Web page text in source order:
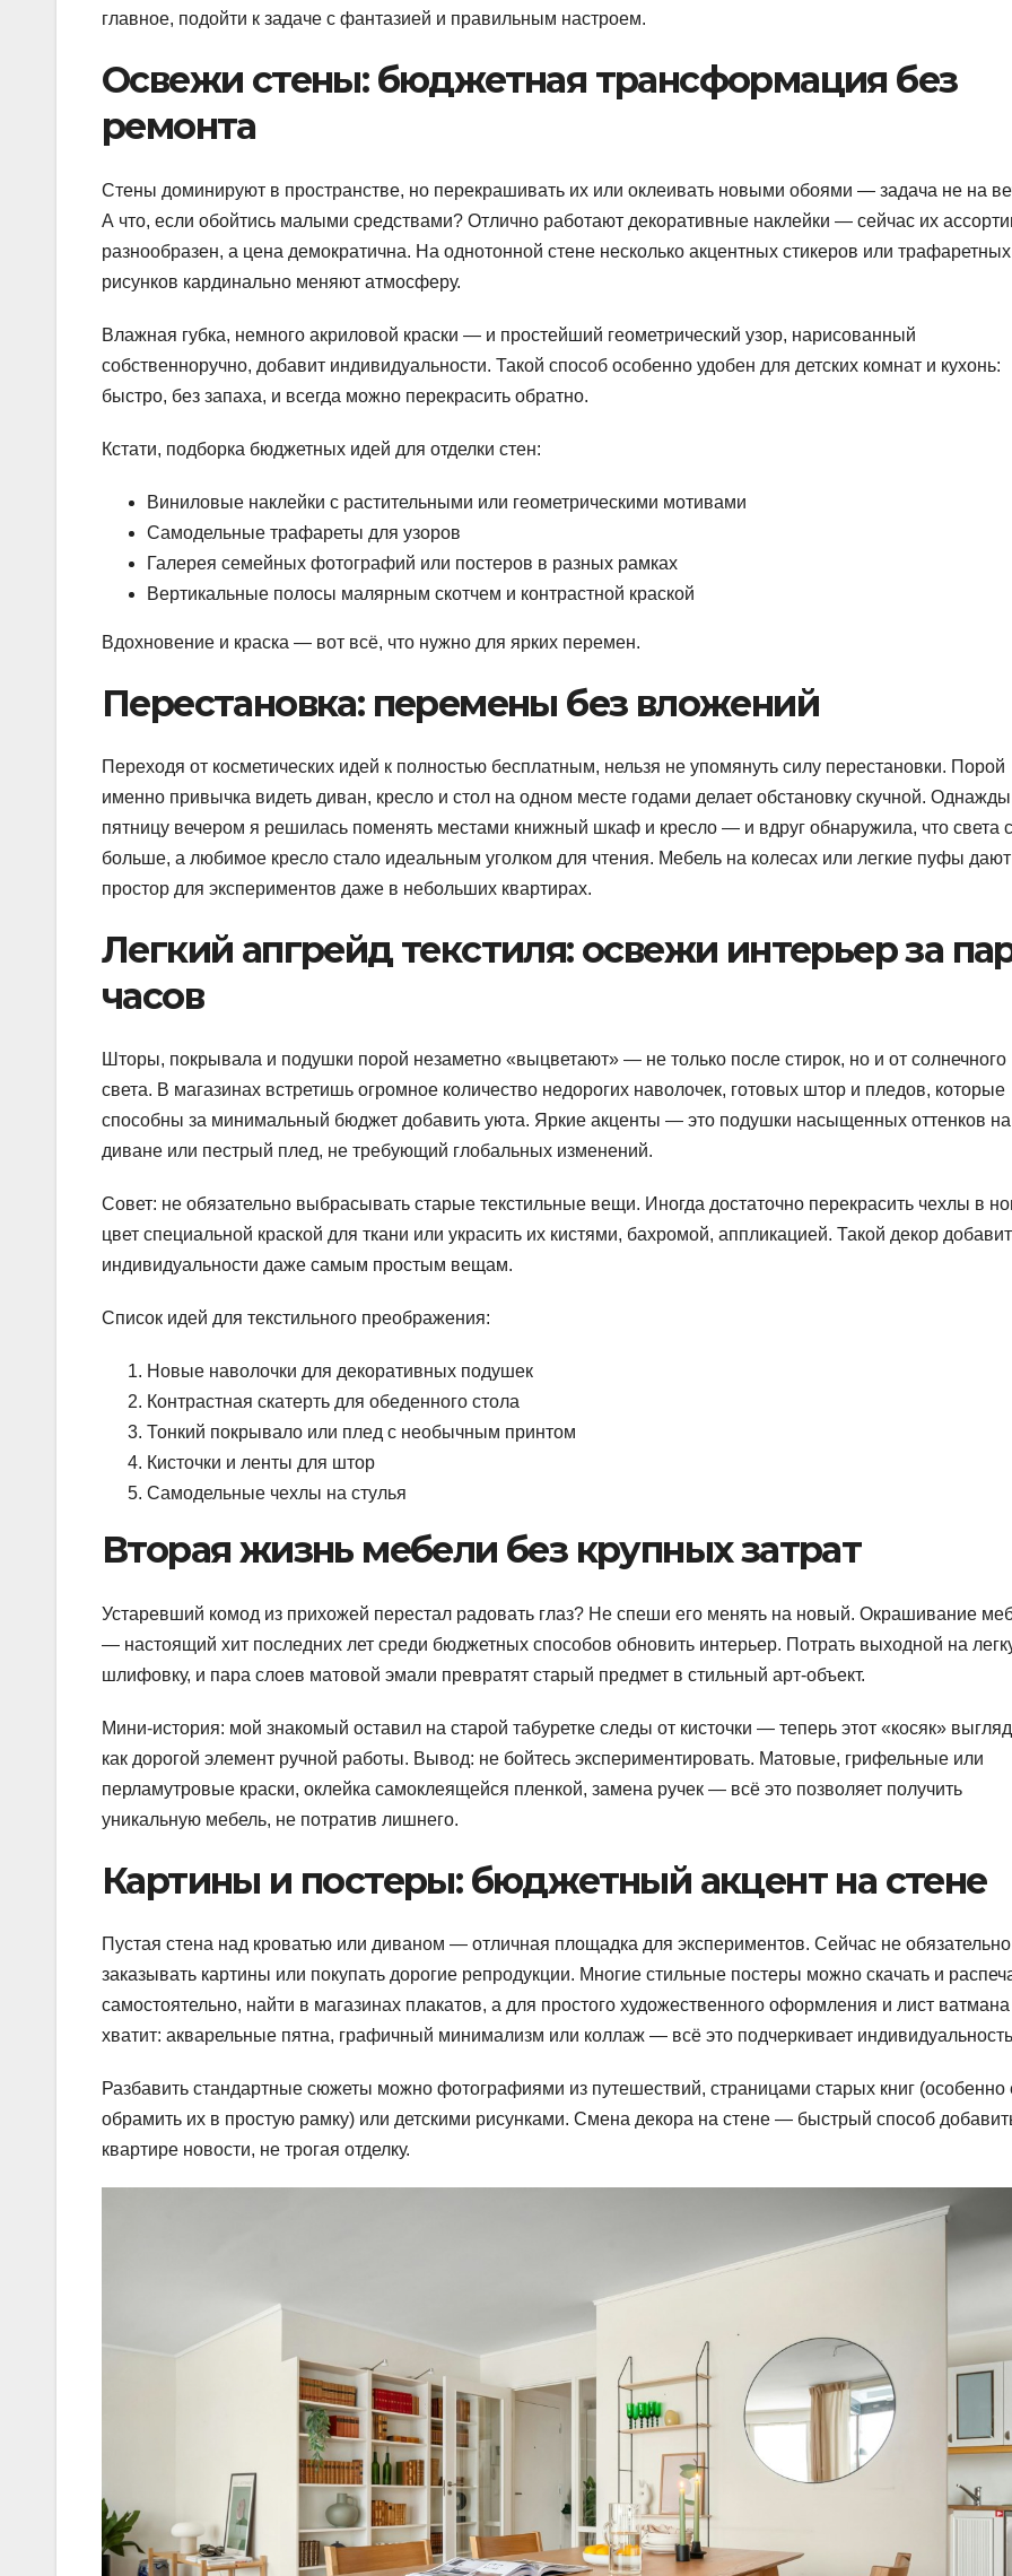
главное, подойти к задаче с фантазией и правильным настроем.
Освежи стены: бюджетная трансформация без
ремонта
Стены доминируют в пространстве, но перекрашивать их или оклеивать новыми обоями — задача не на
А что, если обойтись малыми средствами? Отлично работают декоративные наклейки — сейчас их
разнообразен, а цена демократична. На однотонной стене несколько акцентных стикеров или трафаретных
рисунков кардинально меняют атмосферу.
Влажная губка, немного акриловой краски — и простейший геометрический узор, нарисованный
собственноручно, добавит индивидуальности. Такой способ особенно удобен для детских комнат и кухонь:
быстро, без запаха, и всегда можно перекрасить обратно.
Кстати, подборка бюджетных идей для отделки стен:
Виниловые наклейки с растительными или геометрическими мотивами
Самодельные трафареты для узоров
Галерея семейных фотографий или постеров в разных рамках
Вертикальные полосы малярным скотчем и контрастной краской
Вдохновение и краска — вот всё, что нужно для ярких перемен.
Перестановка: перемены без вложений
Переходя от косметических идей к полностью бесплатным, нельзя не упомянуть силу перестановки. Порой
именно привычка видеть диван, кресло и стол на одном месте годами делает обстановку скучной.
пятницу вечером я решилась поменять местами книжный шкаф и кресло — и вдруг обнаружила, что света
больше, а любимое кресло стало идеальным уголком для чтения. Мебель на колесах или легкие пуфы дают
простор для экспериментов даже в небольших квартирах.
Легкий апгрейд текстиля: освежи интерьер за
часов
Шторы, покрывала и подушки порой незаметно «выцветают» — не только после стирок, но и от солнечного
света. В магазинах встретишь огромное количество недорогих наволочек, готовых штор и пледов, которые
способны за минимальный бюджет добавить уюта. Яркие акценты — это подушки насыщенных оттенков на
диване или пестрый плед, не требующий глобальных изменений.
Совет: не обязательно выбрасывать старые текстильные вещи. Иногда достаточно перекрасить чехлы в
цвет специальной краской для ткани или украсить их кистями, бахромой, аппликацией. Такой декор добавит
индивидуальности даже самым простым вещам.
Список идей для текстильного преображения:
Новые наволочки для декоративных подушек
Контрастная скатерть для обеденного стола
Тонкий покрывало или плед с необычным принтом
Кисточки и ленты для штор
Самодельные чехлы на стулья
Вторая жизнь мебели без крупных затрат
Устаревший комод из прихожей перестал радовать глаз? Не спеши его менять на новый. Окрашивание
— настоящий хит последних лет среди бюджетных способов обновить интерьер. Потрать выходной на
шлифовку, и пара слоев матовой эмали превратят старый предмет в стильный арт-объект.
Мини-история: мой знакомый оставил на старой табуретке следы от кисточки — теперь этот «косяк»
как дорогой элемент ручной работы. Вывод: не бойтесь экспериментировать. Матовые, грифельные или
перламутровые краски, оклейка самоклеящейся пленкой, замена ручек — всё это позволяет получить
уникальную мебель, не потратив лишнего.
Картины и постеры: бюджетный акцент на стене
Пустая стена над кроватью или диваном — отличная площадка для экспериментов. Сейчас не обязательно
заказывать картины или покупать дорогие репродукции. Многие стильные постеры можно скачать и
самостоятельно, найти в магазинах плакатов, а для простого художественного оформления и лист ватмана
хватит: акварельные пятна, графичный минимализм или коллаж — всё это подчеркивает
Разбавить стандартные сюжеты можно фотографиями из путешествий, страницами старых книг (особенно
обрамить их в простую рамку) или детскими рисунками. Смена декора на стене — быстрый способ
квартире новости, не трогая отделку.